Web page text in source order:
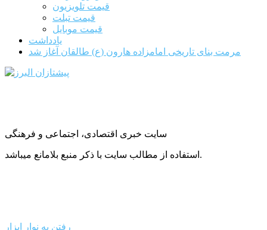
قیمت تلویزیون
قیمت تبلت
قیمت موبایل
یادداشت
مرمت بنای تاریخی امامزاده هارون (ع) طالقان آغاز شد
سایت خبری اقتصادی، اجتماعی و فرهنگی
استفاده از مطالب سایت با ذکر منبع بلامانع میباشد.
رفتن به نوار ابزار